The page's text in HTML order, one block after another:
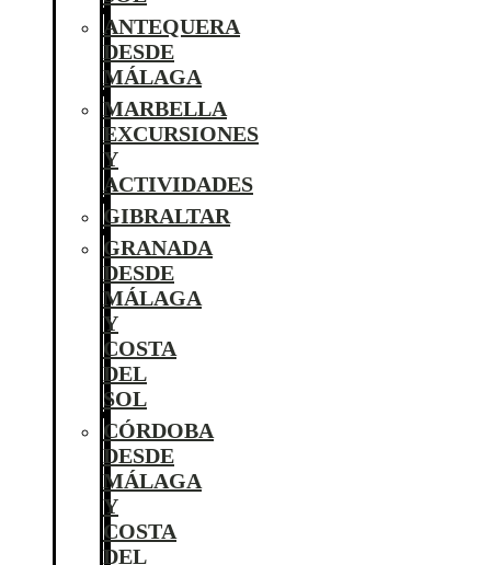
ANTEQUERA
DESDE
MÁLAGA
MARBELLA
EXCURSIONES
Y
ACTIVIDADES
GIBRALTAR
GRANADA
DESDE
MÁLAGA
Y
COSTA
DEL
SOL
CÓRDOBA
DESDE
MÁLAGA
Y
COSTA
DEL